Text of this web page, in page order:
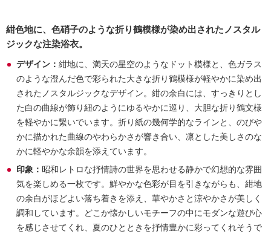
紺色地に、色硝子のような折り鶴模様が染め出されたノスタル
ジックな注染浴衣。
デザイン： 紺地に、満天の星空のようなドット模様と、色ガラス
のような澄んだ色で彩られた大きな折り鶴模様が軽やかに染め出
されたノスタルジックなデザイン。紺の余白には、すっきりとし
た白の曲線が飾り紐のようにゆるやかに巡り、大胆な折り鶴文様
を軽やかに繋いでいます。折り紙の幾何学的なラインと、のびや
かに描かれた曲線のやわらかさが響き合い、凛とした美しさのな
かに軽やかな余韻を添えています。
印象： 昭和レトロな抒情詩の世界を思わせる静かで幻想的な雰囲
気を楽しめる一枚です。鮮やかな色彩が目を引きながらも、紺地
の余白がほどよい落ち着きを添え、華やかさと涼やかさが美しく
調和しています。どこか懐かしいモチーフの中にモダンな遊び心
を感じさせてくれ、夏のひとときを抒情豊かに彩ってくれそうで